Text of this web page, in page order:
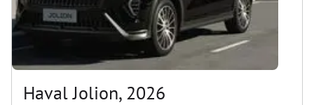
Haval Jolion, 2026